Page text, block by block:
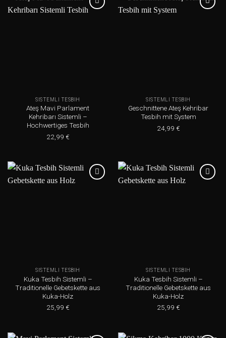
SISTEMLI TESBIH
Ateş Mavi Parlament
Kehribarı Sistemli –
Hochwertiges Tesbih
22,99 €
SISTEMLI TESBIH
Geschnittene Ateş Kehribar
Tesbih mit System
24,99 €
SISTEMLI TESBIH
Kuka Tesbih Sistemli –
Traditionelle Gebetskette aus
Kuka-Holz
25,99 €
SISTEMLI TESBIH
Kuka Tesbih Sistemli –
Traditionelle Gebetskette aus
Kuka-Holz
25,99 €